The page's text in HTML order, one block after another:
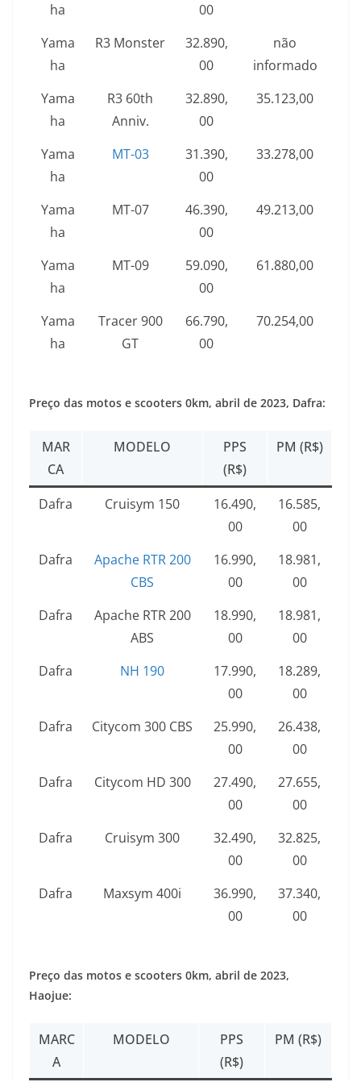
ha
00
Yama
ha
R3 Monster
32.890,
00
não
informado
Yama
ha
R3 60th
Anniv.
32.890,
00
35.123,00
Yama
ha
MT-03
31.390,
00
33.278,00
Yama
ha
MT-07
46.390,
00
49.213,00
Yama
ha
MT-09
59.090,
00
61.880,00
Yama
ha
Tracer 900
GT
66.790,
00
70.254,00
Preço das motos e scooters 0km, abril de 2023, Dafra:
MAR
CA
MODELO
PPS
(R$)
PM (R$)
Dafra Cruisym 150
16.490,
00
16.585,
00
Dafra
Apache RTR 200
CBS
16.990,
00
18.981,
00
Dafra
Apache RTR 200
ABS
18.990,
00
18.981,
00
Dafra
NH 190
17.990,
00
18.289,
00
Dafra
Citycom 300 CBS
25.990,
00
26.438,
00
Dafra
Citycom HD 300
27.490,
00
27.655,
00
Dafra
Cruisym 300
32.490,
00
32.825,
00
Dafra
Maxsym 400i
36.990,
00
37.340,
00
Preço das motos e scooters 0km, abril de 2023,
Haojue:
MARC
A
MODELO
PPS
(R$)
PM (R$)